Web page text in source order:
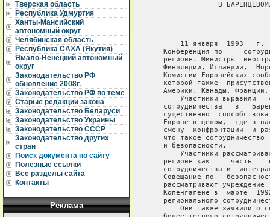
Тверская область
Республика Удмуртия
Ханты-Мансийский
автономный округ
Челябинская область
Республика САХА (Якутия)
Ямало-Ненецкий автономный
округ
Законодательство РФ
обновление 2008г.
Законодательство РФ по теме
Старые редакции закона
Законодательство Беларуси
Законодательство Украины
Законодательство СССР
Законодательство других
стран
Поиск документа по сайту
Полезные ссылки
Все разделы сайта
Контакты
Реклама